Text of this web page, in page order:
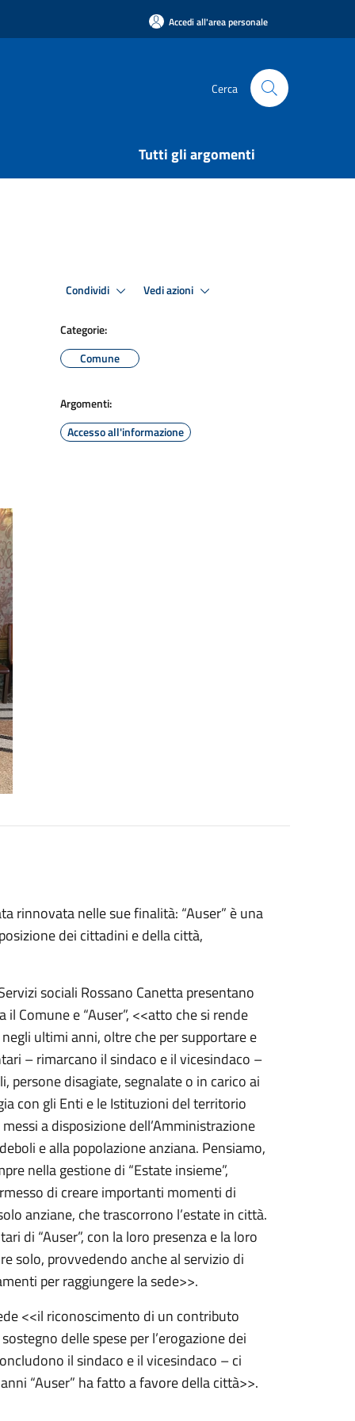
Accedi all'area personale
Cerca
Tutti gli argomenti
Condividi Vedi azioni
Categorie:
Comune
Argomenti:
Accesso all'informazione
rinnovata nelle sue finalità: “Auser” è una
dei cittadini e della città,
sociali Rossano Canetta presentano
Comune e “Auser”, <<atto che si rende
ultimi anni, oltre che per supportare e
– rimarcano il sindaco e il vicesindaco –
persone disagiate, segnalate o in carico ai
con gli Enti e le Istituzioni del territorio
a disposizione dell’Amministrazione
e alla popolazione anziana. Pensiamo,
nella gestione di “Estate insieme”,
di creare importanti momenti di
anziane, che trascorrono l’estate in città.
di “Auser”, con la loro presenza e la loro
solo, provvedendo anche al servizio di
per raggiungere la sede>>.
<<il riconoscimento di un contributo
delle spese per l’erogazione dei
il sindaco e il vicesindaco – ci
“Auser” ha fatto a favore della città>>.